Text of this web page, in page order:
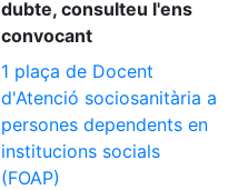
dubte, consulteu l'ens
convocant
1 plaça de Docent
d'Atenció sociosanitària a
persones dependents en
institucions socials
(FOAP)